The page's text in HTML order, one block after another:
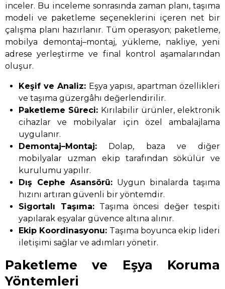
inceler. Bu inceleme sonrasında zaman planı, taşıma
modeli ve paketleme seçeneklerini içeren net bir
çalışma planı hazırlanır. Tüm operasyon; paketleme,
mobilya demontaj–montaj, yükleme, nakliye, yeni
adrese yerleştirme ve final kontrol aşamalarından
oluşur.
Keşif ve Analiz: Eşya yapısı, apartman özellikleri
ve taşıma güzergâhı değerlendirilir.
Paketleme Süreci: Kırılabilir ürünler, elektronik
cihazlar ve mobilyalar için özel ambalajlama
uygulanır.
Demontaj–Montaj: Dolap, baza ve diğer
mobilyalar uzman ekip tarafından sökülür ve
kurulumu yapılır.
Dış Cephe Asansörü: Uygun binalarda taşıma
hızını artıran güvenli bir yöntemdir.
Sigortalı Taşıma:Taşıma öncesi değer tespiti
yapılarak eşyalar güvence altına alınır.
Ekip Koordinasyonu: Taşıma boyunca ekip lideri
iletişimi sağlar ve adımları yönetir.
Paketleme ve Eşya Koruma
Yöntemleri